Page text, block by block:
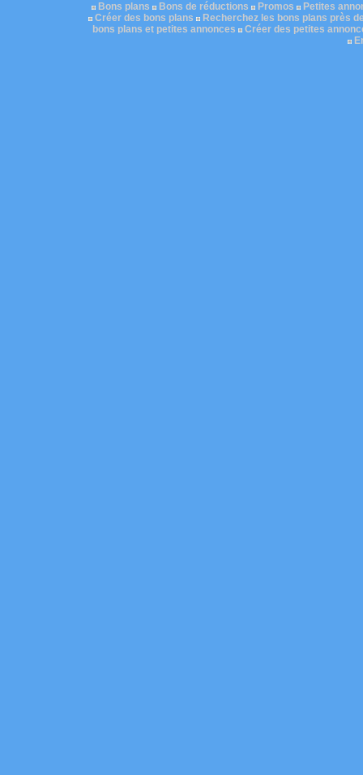
Bons plans
Bons de réductions Promos
Petites
Créer des bons plans
Recherchez les bons plans près
bons plans et petites annonces
Créer des petites